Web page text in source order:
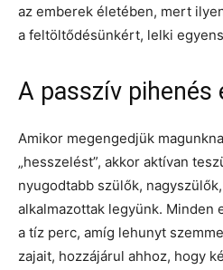
az emberek életében, mert
a feltöltődésünkért, lelki
A passzív pihenés
Amikor megengedjük
„hesszelést”, akkor aktívan
nyugodtabb szülők,
alkalmazottak legyünk. Minden
a tíz perc, amíg lehunyt
zajait, hozzájárul ahhoz, hogy